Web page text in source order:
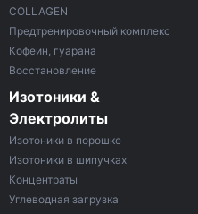
COLLAGEN
Предтренировочный комплекс
Кофеин, гуарана
Восстановление
Изотоники &
Электролиты
Изотоники в порошке
Изотоники в шипучках
Концентраты
Углеводная загрузка